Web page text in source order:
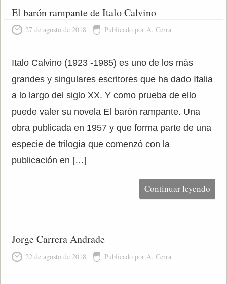
El barón rampante de Italo Calvino
27 de agosto de 2018 Publicado por A. Cerra
Italo Calvino (1923 -1985) es uno de los más
grandes y singulares escritores que ha dado Italia
a lo largo del siglo XX. Y como prueba de ello
puede valer su novela El barón rampante. Una
obra publicada en 1957 y que forma parte de una
especie de trilogía que comenzó con la
publicación en […]
Continuar leyendo
Jorge Carrera Andrade
22 de agosto de 2018 Publicado por A. Cerra